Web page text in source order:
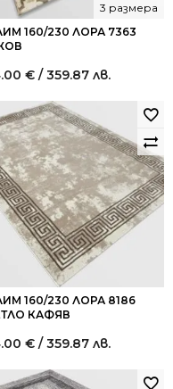
160/230 ЛОРА 7363
3 размера
€ / 359.87 лв.
160/230 ЛОРА 8186
КАФЯВ
€ / 359.87 лв.